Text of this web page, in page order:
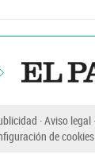
Aviso legal
de cookies